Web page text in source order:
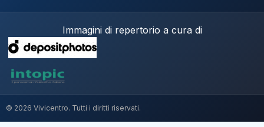
Immagini di repertorio a cura di
© 2026 Vivicentro. Tutti i diritti riservati.